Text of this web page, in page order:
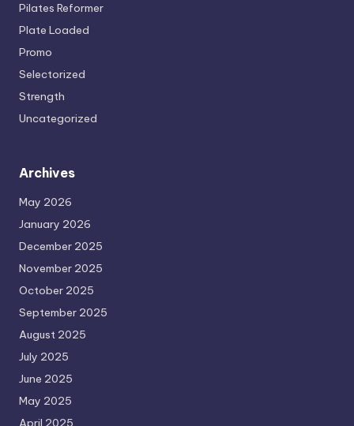
Pilates Reformer
Plate Loaded
Promo
Selectorized
Strength
Uncategorized
Archives
May 2026
January 2026
December 2025
November 2025
October 2025
September 2025
August 2025
July 2025
June 2025
May 2025
April 2025